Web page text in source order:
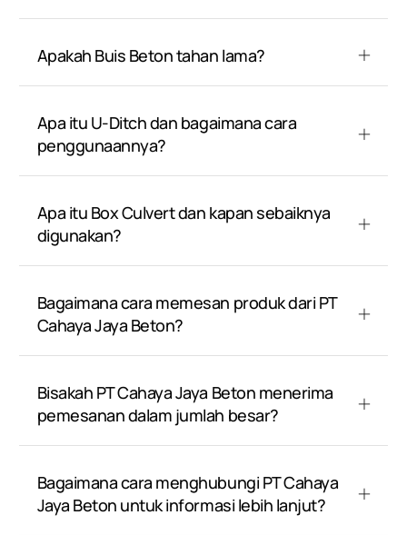
Apakah Buis Beton tahan lama?
Apa itu U-Ditch dan bagaimana cara
penggunaannya?
Apa itu Box Culvert dan kapan sebaiknya
digunakan?
Bagaimana cara memesan produk dari PT
Cahaya Jaya Beton?
Bisakah PT Cahaya Jaya Beton menerima
pemesanan dalam jumlah besar?
Bagaimana cara menghubungi PT Cahaya
Jaya Beton untuk informasi lebih lanjut?